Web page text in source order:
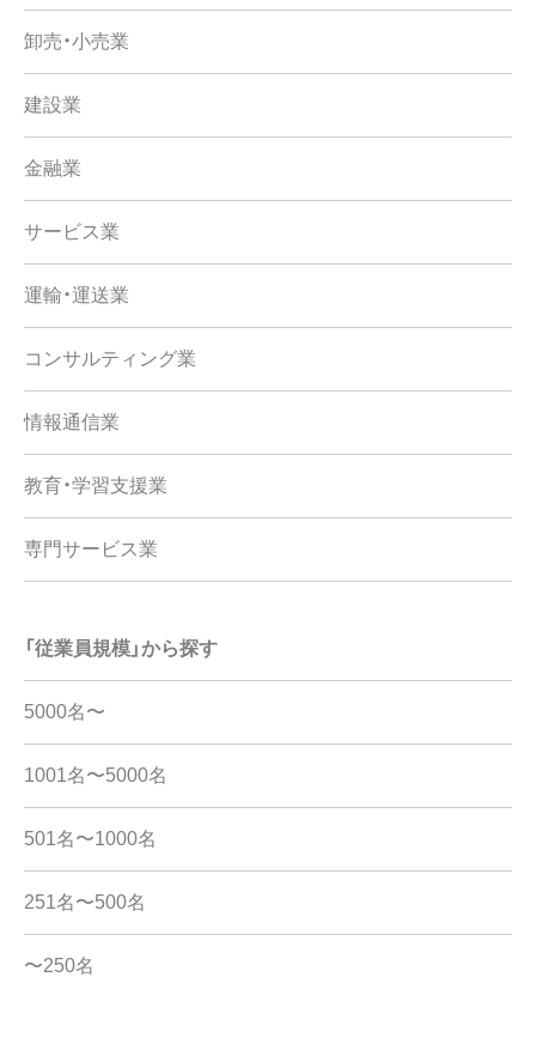
卸売・小売業
建設業
金融業
サービス業
運輸・運送業
コンサルティング業
情報通信業
教育・学習支援業
専門サービス業
「従業員規模」から探す
5000名〜
1001名〜5000名
501名〜1000名
251名〜500名
〜250名